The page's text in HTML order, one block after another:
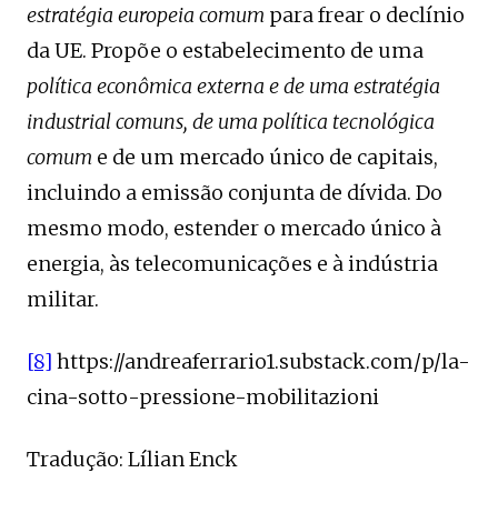
estratégia europeia comum para frear o declínio
da UE. Propõe o estabelecimento de uma
política econômica externa e de uma estratégia
industrial comuns, de uma política tecnológica
comum e de um mercado único de capitais,
incluindo a emissão conjunta de dívida. Do
mesmo modo, estender o mercado único à
energia, às telecomunicações e à indústria
militar.
[8] https://andreaferrario1.substack.com/p/la-
cina-sotto-pressione-mobilitazioni
Tradução: Lílian Enck